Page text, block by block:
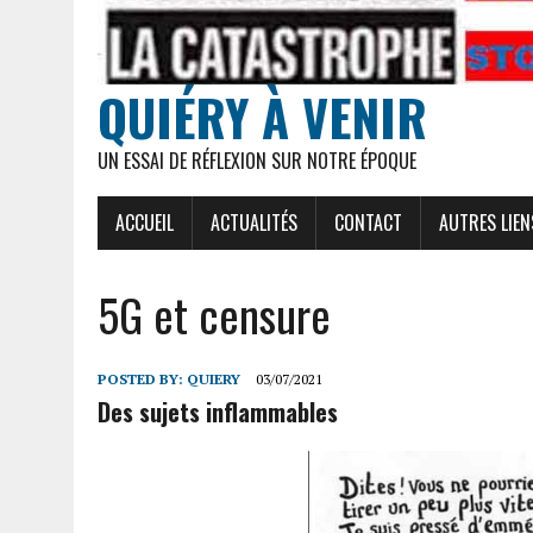
QUIÉRY À VENIR
UN ESSAI DE RÉFLEXION SUR NOTRE ÉPOQUE
ACCUEIL ACTUALITÉS CONTACT AUTRES
5G et censure
POSTED BY: QUIERY 03/07/2021
Des sujets inflammables